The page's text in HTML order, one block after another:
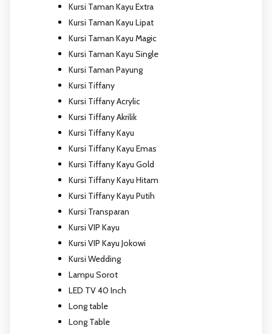
Kursi Taman Kayu Extra
Kursi Taman Kayu Lipat
Kursi Taman Kayu Magic
Kursi Taman Kayu Single
Kursi Taman Payung
Kursi Tiffany
Kursi Tiffany Acrylic
Kursi Tiffany Akrilik
Kursi Tiffany Kayu
Kursi Tiffany Kayu Emas
Kursi Tiffany Kayu Gold
Kursi Tiffany Kayu Hitam
Kursi Tiffany Kayu Putih
Kursi Transparan
Kursi VIP Kayu
Kursi VIP Kayu Jokowi
Kursi Wedding
Lampu Sorot
LED TV 40 Inch
Long table
Long Table